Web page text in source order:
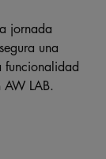
jornada
una
funcionalidad
LAB.